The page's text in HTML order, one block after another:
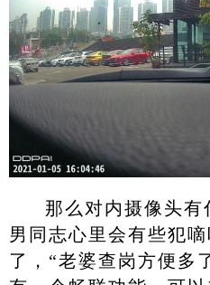
那么对内摄像头有
男同志心里会有些犯
了，“老婆查岗方便多